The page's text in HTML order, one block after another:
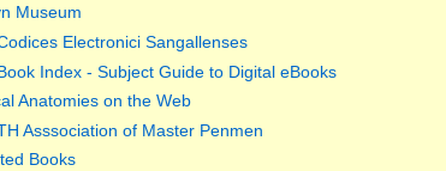
Museum
Electronici Sangallenses
Index - Subject Guide to Digital eBooks
Anatomies on the Web
Asssociation of Master Penmen
Books